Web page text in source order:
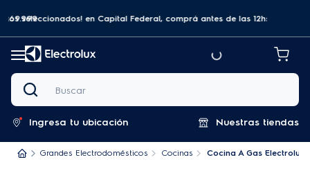
$69.999seleccionados! en Capital Federal, comprá antes de las 12hs y
Buscar
Ingresa tu ubicación Nuestras tiendas
Grandes Electrodomésticos Cocinas Cocina A Gas Electrolux